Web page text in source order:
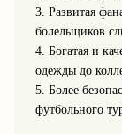
3. Развитая
болельщиков
4. Богатая и
одежды до
5. Более
футбольного